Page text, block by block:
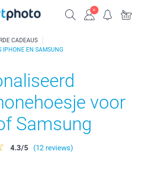
CADEAUS
IPHONE EN SAMSUNG
voor
Samsung
4.3/5
(12 reviews)